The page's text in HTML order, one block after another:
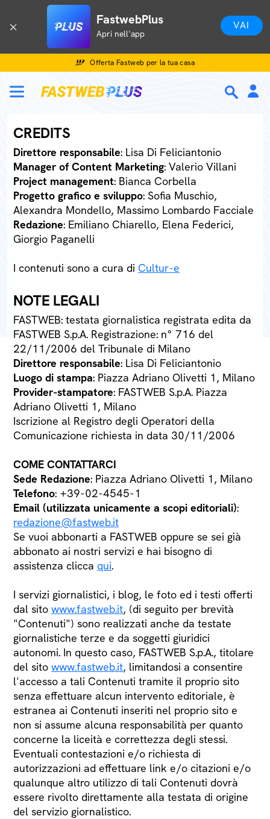
FastwebPlus
Apri nell'app
VAI
Offerta Fastweb per la tua casa
CREDITS
Direttore responsabile: Lisa Di Feliciantonio
Manager of Content Marketing: Valerio Villani
Project management: Bianca Corbella
Progetto grafico e sviluppo: Sofia Muschio,
Alexandra Mondello, Massimo Lombardo Facciale
Redazione: Emiliano Chiarello, Elena Federici,
Giorgio Paganelli
I contenuti sono a cura di Cultur-e
NOTE LEGALI
FASTWEB: testata giornalistica registrata edita da
FASTWEB S.p.A. Registrazione: n° 716 del
22/11/2006 del Tribunale di Milano
Direttore responsabile: Lisa Di Feliciantonio
Luogo di stampa: Piazza Adriano Olivetti 1, Milano
Provider-stampatore: FASTWEB S.p.A. Piazza
Adriano Olivetti 1, Milano
Iscrizione al Registro degli Operatori della
Comunicazione richiesta in data 30/11/2006
COME CONTATTARCI
Sede Redazione: Piazza Adriano Olivetti 1, Milano
Telefono: +39-02-4545-1
Email (utilizzata unicamente a scopi editoriali):
redazione@fastweb.it
Se vuoi abbonarti a FASTWEB oppure se sei già
abbonato ai nostri servizi e hai bisogno di
assistenza clicca qui.
I servizi giornalistici, i blog, le foto ed i testi offerti
dal sito www.fastweb.it, (di seguito per brevità
"Contenuti") sono realizzati anche da testate
giornalistiche terze e da soggetti giuridici
autonomi. In questo caso, FASTWEB S.p.A., titolare
del sito www.fastweb.it, limitandosi a consentire
l'accesso a tali Contenuti tramite il proprio sito
senza effettuare alcun intervento editoriale, è
estranea ai Contenuti inseriti nel proprio sito e
non si assume alcuna responsabilità per quanto
concerne la liceità e correttezza degli stessi.
Eventuali contestazioni e/o richiesta di
autorizzazioni ad effettuare link e/o citazioni e/o
qualunque altro utilizzo di tali Contenuti dovrà
essere rivolto direttamente alla testata di origine
del servizio giornalistico.